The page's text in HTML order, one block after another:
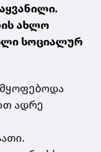
ახლო
სოციალურ
ადრე